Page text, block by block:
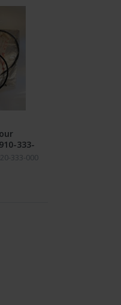
333-
333-000